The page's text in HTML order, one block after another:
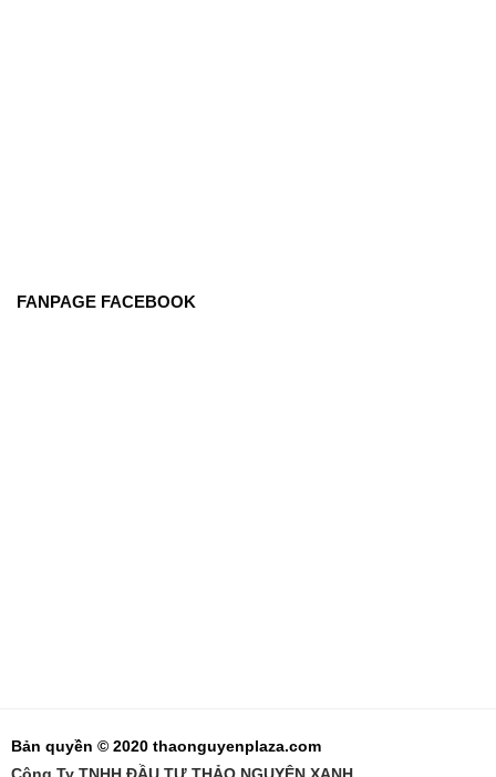
FANPAGE FACEBOOK
Bản quyền © 2020 thaonguyenplaza.com